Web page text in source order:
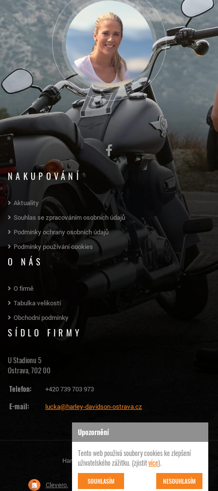
NAKUPOVÁNÍ
Aktuality
Souhlas se zpracováním osobních údajů
Podmínky ochrany osobních údajů
Podmínky používání cookies
O NÁS
O firmě
Tabulka velikostí
Obchodní podmínky
SÍDLO FIRMY
U Stadionu 5
Ostrava, 702 00
Telefon:
+420 739 703 973
E-mail: lucka@harley-davidson-ostrava.cz
Harley Davidson Ostrava | © 2026
Clevero. Chytrý eshop na míru, který Vás nezklame
Upozornění
Tento web použivá soubory cookies ke zlepšení
uživatelského zážitku. (zjistitvíce).
SOUHLASÍM NESOUHLASÍM